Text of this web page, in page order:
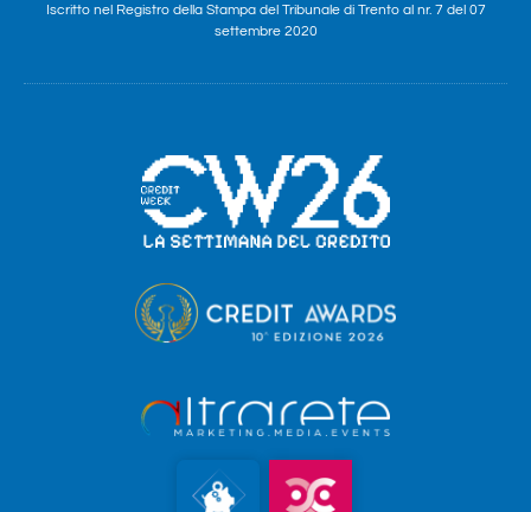
Iscritto nel Registro della Stampa del Tribunale di Trento al nr. 7 del 07
settembre 2020